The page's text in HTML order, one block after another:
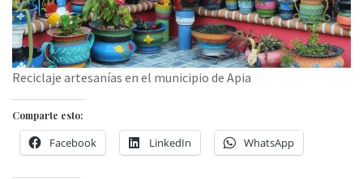
Reciclaje artesanías en el municipio de Apia
Comparte esto:
Facebook LinkedIn WhatsApp